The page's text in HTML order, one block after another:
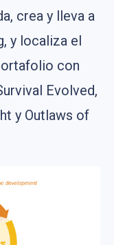
crea y lleva a
y localiza el
con
Evolved,
y Outlaws of